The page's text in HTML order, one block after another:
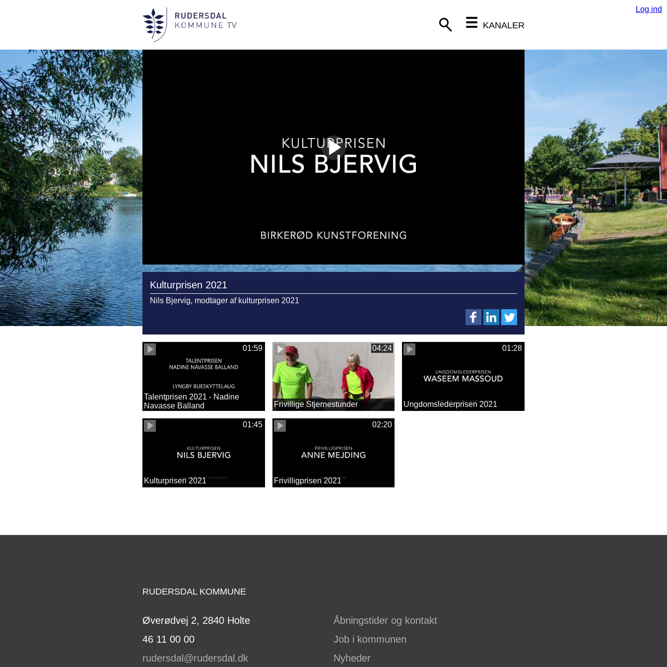
Log ind
☰ KANALER
Kulturprisen 2021
Nils Bjervig, modtager af kulturprisen 2021
01:59
Talentprisen 2021 - Nadine
Navasse Balland
04:24
Frivillige Stjernestunder
01:28
Ungdomslederprisen 2021
01:45
Kulturprisen 2021
02:20
Frivilligprisen 2021
RUDERSDAL KOMMUNE
Øverødvej 2, 2840 Holte
46 11 00 00
rudersdal@rudersdal.dk
Åbningstider og kontakt
Job i kommunen
Nyheder